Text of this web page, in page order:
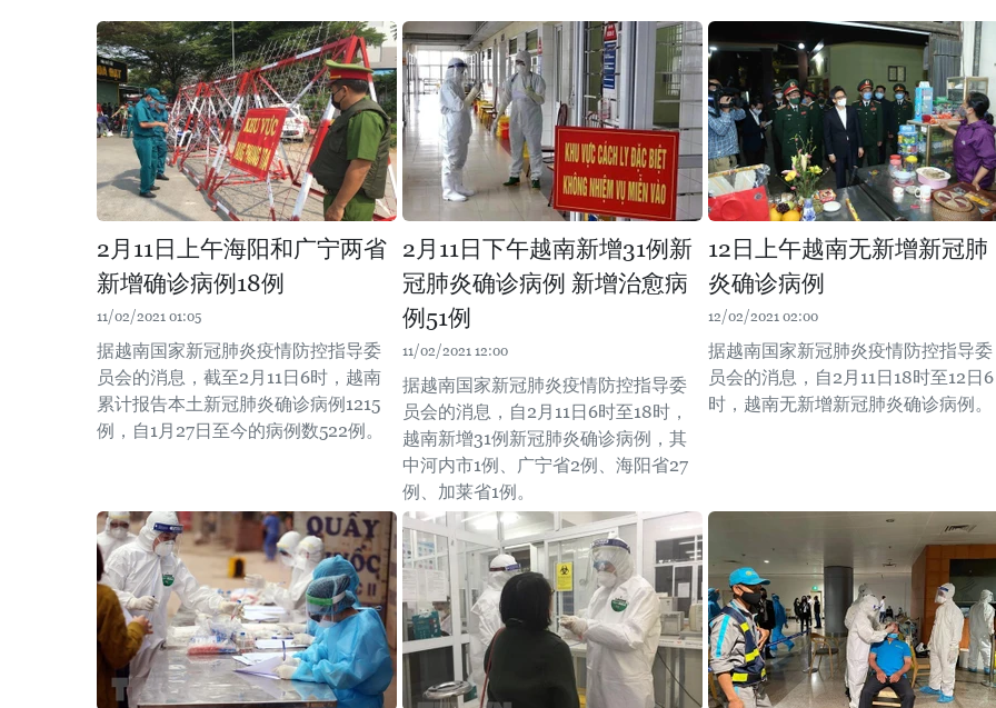
2月11日上午海阳和广宁两省
新增确诊病例18例
11/02/2021 01:05
据越南国家新冠肺炎疫情防控指导委
员会的消息，截至2月11日6时，越南
累计报告本土新冠肺炎确诊病例1215
例，自1月27日至今的病例数522例。
2月11日下午越南新增31例新
冠肺炎确诊病例 新增治愈病
例51例
11/02/2021 12:00
据越南国家新冠肺炎疫情防控指导委
员会的消息，自2月11日6时至18时，
越南新增31例新冠肺炎确诊病例，其
中河内市1例、广宁省2例、海阳省27
例、加莱省1例。
12日上午越南无新增新冠肺
炎确诊病例
12/02/2021 02:00
据越南国家新冠肺炎疫情防控指导委
员会的消息，自2月11日18时至12日6
时，越南无新增新冠肺炎确诊病例。